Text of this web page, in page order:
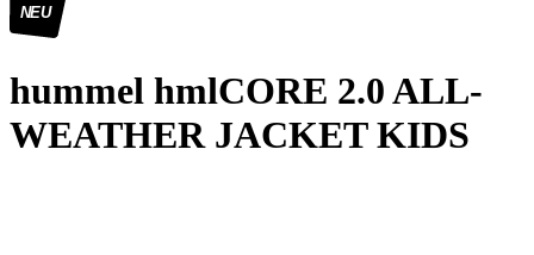
NEU
hummel hmlCORE 2.0 ALL-
WEATHER JACKET KIDS